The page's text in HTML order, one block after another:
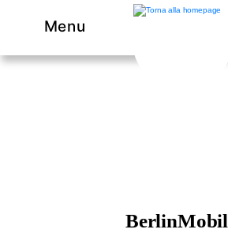
Menu
BerlinMobil